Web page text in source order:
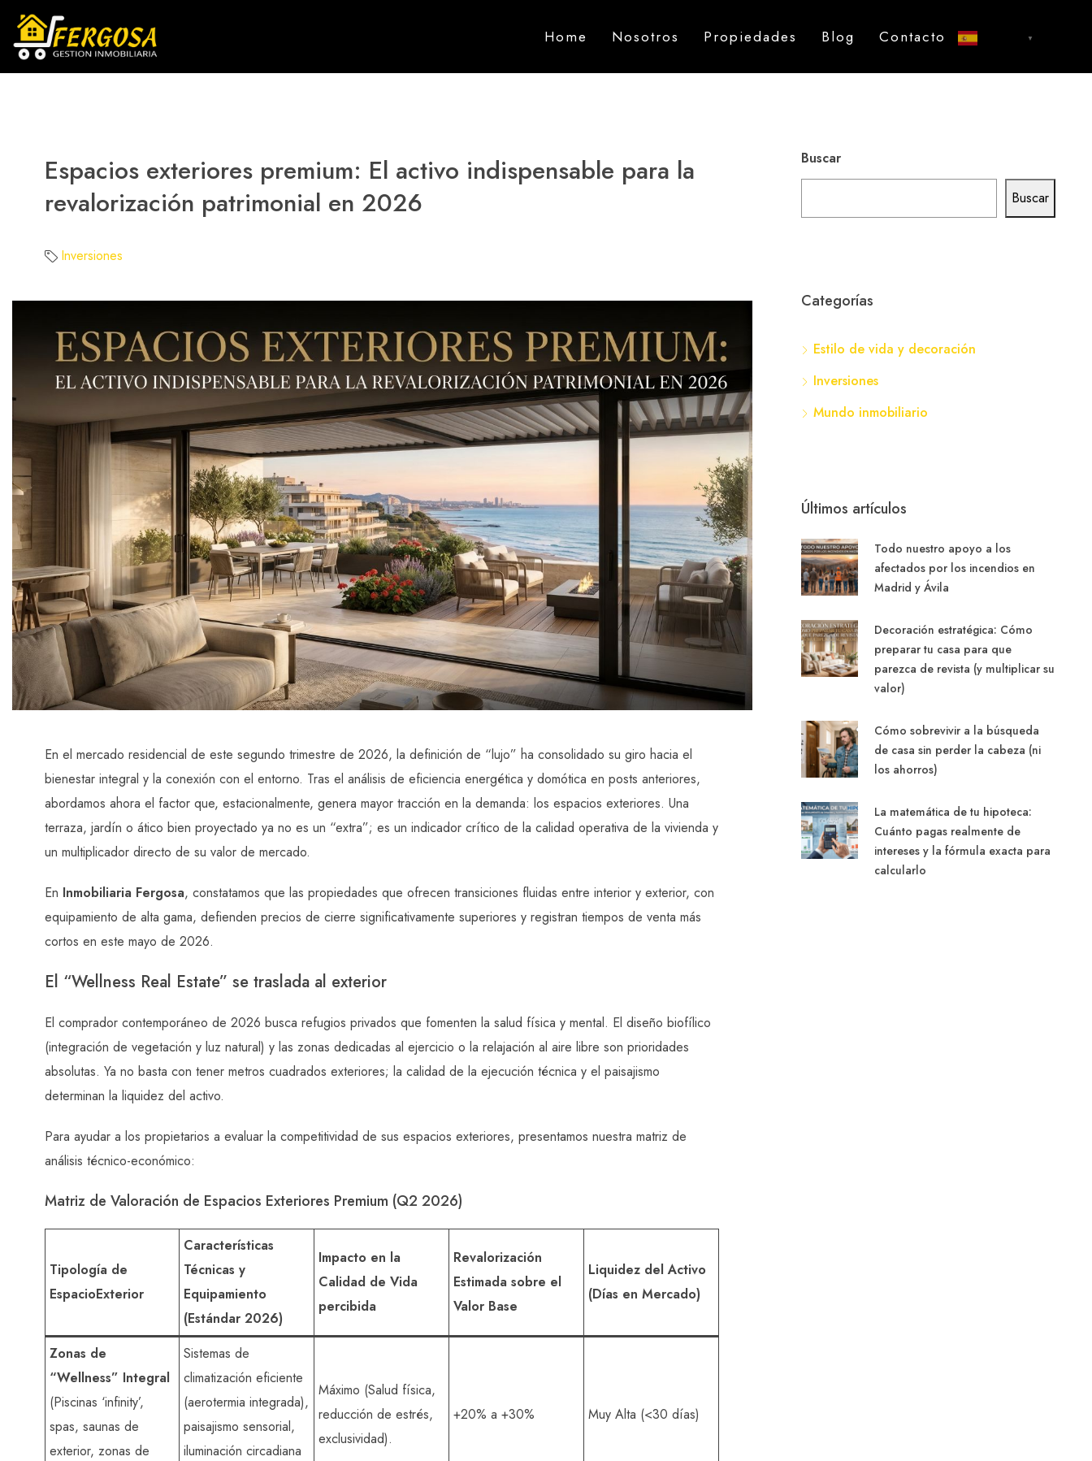
Home Nosotros Propiedades Blog Contacto ▼
Espacios exteriores premium: El activo indispensable para la
revalorización patrimonial en 2026
Inversiones
En el mercado residencial de este segundo trimestre de 2026, la definición de “lujo” ha consolidado su giro hacia el
bienestar integral y la conexión con el entorno. Tras el análisis de eficiencia energética y domótica en posts anteriores,
abordamos ahora el factor que, estacionalmente, genera mayor tracción en la demanda: los espacios exteriores. Una
terraza, jardín o ático bien proyectado ya no es un “extra”; es un indicador crítico de la calidad operativa de la vivienda y
un multiplicador directo de su valor de mercado.
En Inmobiliaria Fergosa, constatamos que las propiedades que ofrecen transiciones fluidas entre interior y exterior, con
equipamiento de alta gama, defienden precios de cierre significativamente superiores y registran tiempos de venta más
cortos en este mayo de 2026.
El “Wellness Real Estate” se traslada al exterior
El comprador contemporáneo de 2026 busca refugios privados que fomenten la salud física y mental. El diseño biofílico
(integración de vegetación y luz natural) y las zonas dedicadas al ejercicio o la relajación al aire libre son prioridades
absolutas. Ya no basta con tener metros cuadrados exteriores; la calidad de la ejecución técnica y el paisajismo
determinan la liquidez del activo.
Para ayudar a los propietarios a evaluar la competitividad de sus espacios exteriores, presentamos nuestra matriz de
análisis técnico-económico:
Matriz de Valoración de Espacios Exteriores Premium (Q2 2026)
Tipología de
EspacioExterior
Características
Técnicas y
Equipamiento
(Estándar 2026)
Impacto en la
Calidad de Vida
percibida
Revalorización
Estimada sobre el
Valor Base
Liquidez del Activo
(Días en Mercado)
Zonas de
“Wellness” Integral
(Piscinas ‘infinity’,
spas, saunas de
exterior, zonas de
Sistemas de
climatización eficiente
(aerotermia integrada),
paisajismo sensorial,
iluminación circadiana
Máximo (Salud física,
reducción de estrés,
exclusividad).
+20% a +30% Muy Alta (<30 días)
Buscar
Buscar
Categorías
Estilo de vida y decoración
Inversiones
Mundo inmobiliario
Últimos artículos
Todo nuestro apoyo a los
afectados por los incendios en
Madrid y Ávila
Decoración estratégica: Cómo
preparar tu casa para que
parezca de revista (y multiplicar su
valor)
Cómo sobrevivir a la búsqueda
de casa sin perder la cabeza (ni
los ahorros)
La matemática de tu hipoteca:
Cuánto pagas realmente de
intereses y la fórmula exacta para
calcularlo